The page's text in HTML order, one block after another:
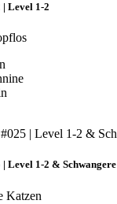
Level 1-2
Level 1-2 & Schwangere
Katzen